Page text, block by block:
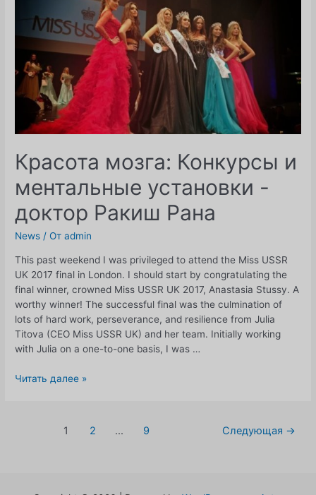
Красота мозга: Конкурсы и
ментальные установки -
доктор Ракиш Рана
News / От admin
This past weekend I was privileged to attend the Miss USSR
UK 2017 final in London. I should start by congratulating the
final winner, crowned Miss USSR UK 2017, Anastasia Stussy. A
worthy winner! The successful final was the culmination of
lots of hard work, perseverance, and resilience from Julia
Titova (CEO Miss USSR UK) and her team. Initially working
with Julia on a one-to-one basis, I was …
Красота
ментальные
Читать далее »
1 2 ... 9 Следующая →